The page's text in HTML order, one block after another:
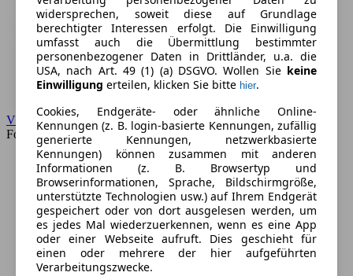
VW
Forum
widersprechen, soweit diese auf Grundlage
berechtigter Interessen erfolgt. Die Einwilligung
umfasst auch die Übermittlung bestimmter
personenbezogener Daten in Drittländer, u.a. die
USA, nach Art. 49 (1) (a) DSGVO. Wollen Sie keine
Einwilligung erteilen, klicken Sie bitte hier.
Cookies, Endgeräte- oder ähnliche Online-
Kennungen (z. B. login-basierte Kennungen, zufällig
generierte Kennungen, netzwerkbasierte
Kennungen) können zusammen mit anderen
Informationen (z. B. Browsertyp und
Browserinformationen, Sprache, Bildschirmgröße,
unterstützte Technologien usw.) auf Ihrem Endgerät
gespeichert oder von dort ausgelesen werden, um
es jedes Mal wiederzuerkennen, wenn es eine App
oder einer Webseite aufruft. Dies geschieht für
einen oder mehrere der hier aufgeführten
Verarbeitungszwecke.